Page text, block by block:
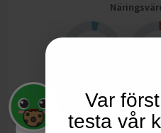
Energi
Var
testa vår